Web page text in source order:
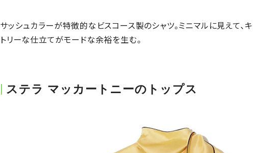
サッシュカラーが特徴的なビスコース製のシャツ。ミニマルに見えて、
トリーな仕立てがモードな余裕を生む。
ステラ マッカートニーのトップス